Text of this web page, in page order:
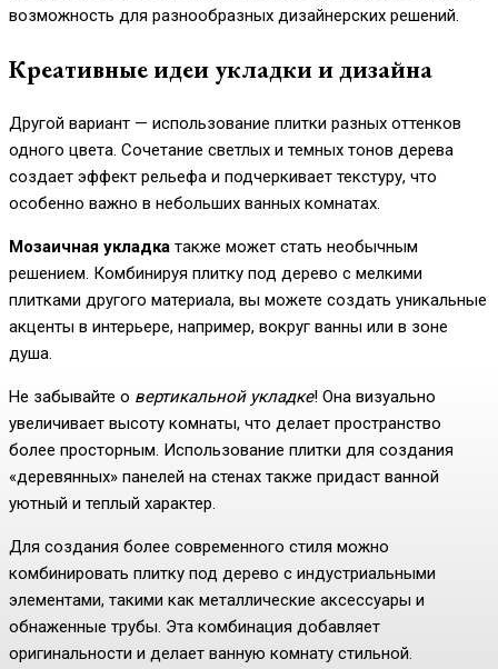
возможность для разнообразных дизайнерских решений.
Креативные идеи укладки и дизайна
Другой вариант — использование плитки разных оттенков
одного цвета. Сочетание светлых и темных тонов дерева
создает эффект рельефа и подчеркивает текстуру, что
особенно важно в небольших ванных комнатах.
Мозаичная укладка также может стать необычным
решением. Комбинируя плитку под дерево с мелкими
плитками другого материала, вы можете создать уникальные
акценты в интерьере, например, вокруг ванны или в зоне
душа.
Не забывайте о вертикальной укладке! Она визуально
увеличивает высоту комнаты, что делает пространство
более просторным. Использование плитки для создания
«деревянных» панелей на стенах также придаст ванной
уютный и теплый характер.
Для создания более современного стиля можно
комбинировать плитку под дерево с индустриальными
элементами, такими как металлические аксессуары и
обнаженные трубы. Эта комбинация добавляет
оригинальности и делает ванную комнату стильной.